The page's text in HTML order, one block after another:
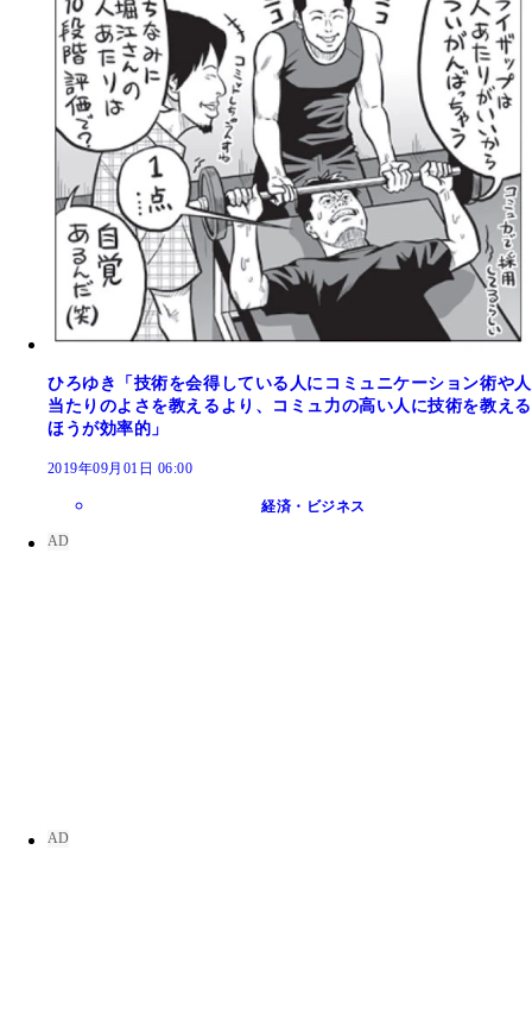
ひろゆき「技術を会得している人にコミュニケーション術や人
当たりのよさを教えるより、コミュ力の高い人に技術を教える
ほうが効率的」
2019年09月01日 06:00
経済・ビジネス